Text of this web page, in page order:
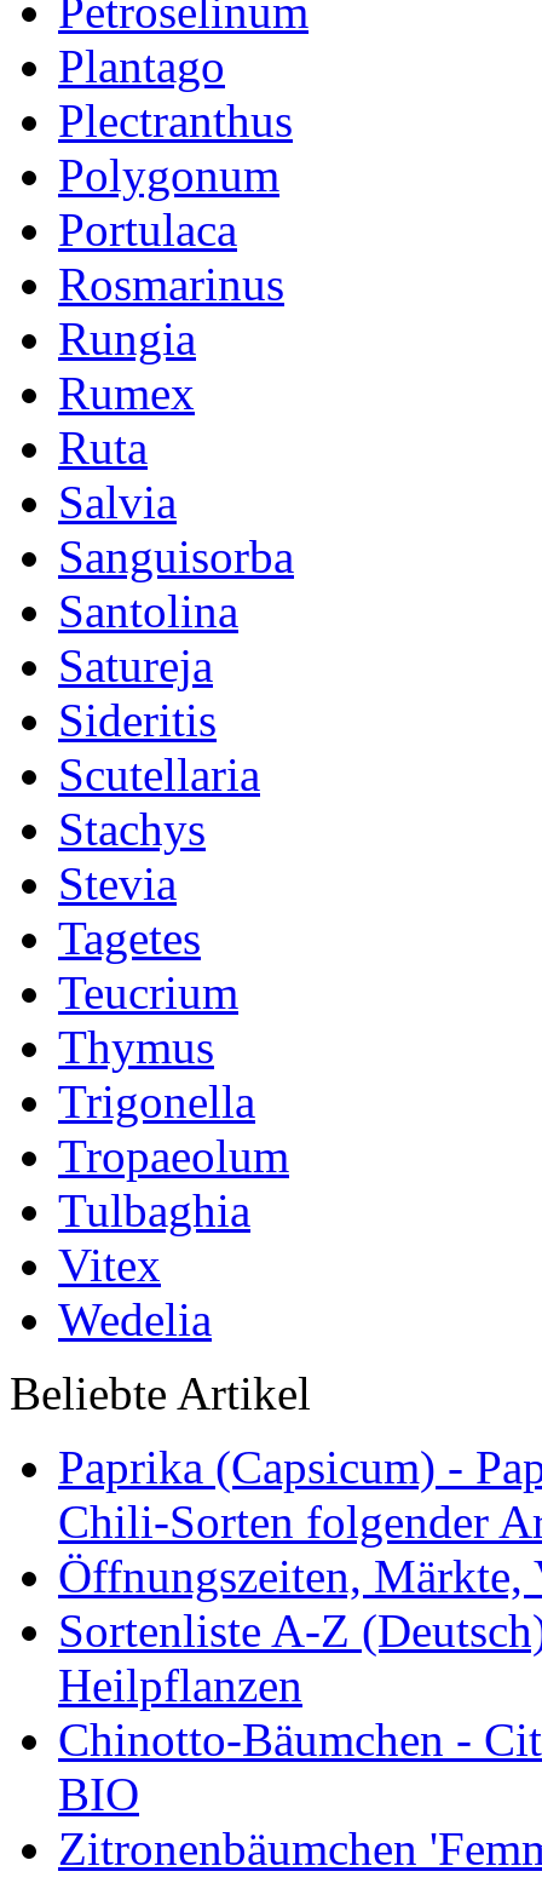
Petroselinum
Plantago
Plectranthus
Polygonum
Portulaca
Rosmarinus
Rungia
Rumex
Ruta
Salvia
Sanguisorba
Santolina
Satureja
Sideritis
Scutellaria
Stachys
Stevia
Tagetes
Teucrium
Thymus
Trigonella
Tropaeolum
Tulbaghia
Vitex
Wedelia
Beliebte Artikel
Paprika (Capsicum) -
Chili-Sorten folgender
Öffnungszeiten, Märkte,
Sortenliste A-Z
Heilpflanzen
Chinotto-Bäumchen -
BIO
Zitronenbäumchen